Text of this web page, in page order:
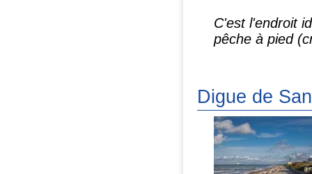
C'est l'endroit
pêche à pied
Digue de